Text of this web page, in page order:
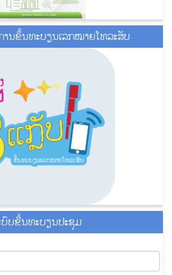
ານຂຶ້ນທະບຽນເລກໝາຍໂທລະສັບ
ບົບ​ຂື້ນ​ທະ​ບຽນ​ປະ​ຊຸມ